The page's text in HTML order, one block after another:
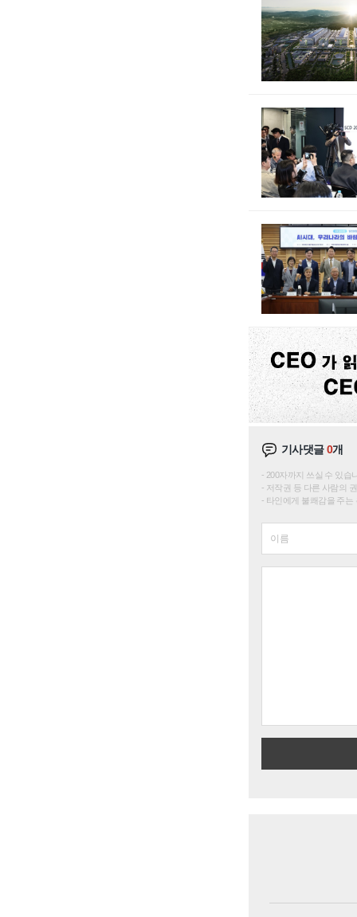
기사댓글0개
200자까지 쓰실 수 있습
저작권 등 다른 사람의
타인에게 불쾌감을 주는